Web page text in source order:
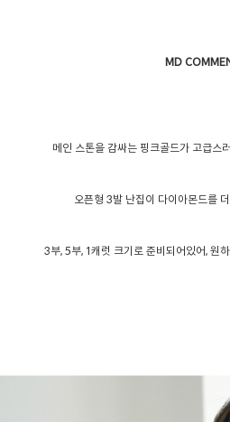
MD
메인 스톤을 감싸는 핑크골드가 고급스
오픈형 3발 난집이 다이아몬드를
3부, 5부, 1캐럿 크기로 준비되어있어, 원